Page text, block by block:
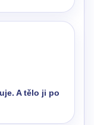
A tělo ji po